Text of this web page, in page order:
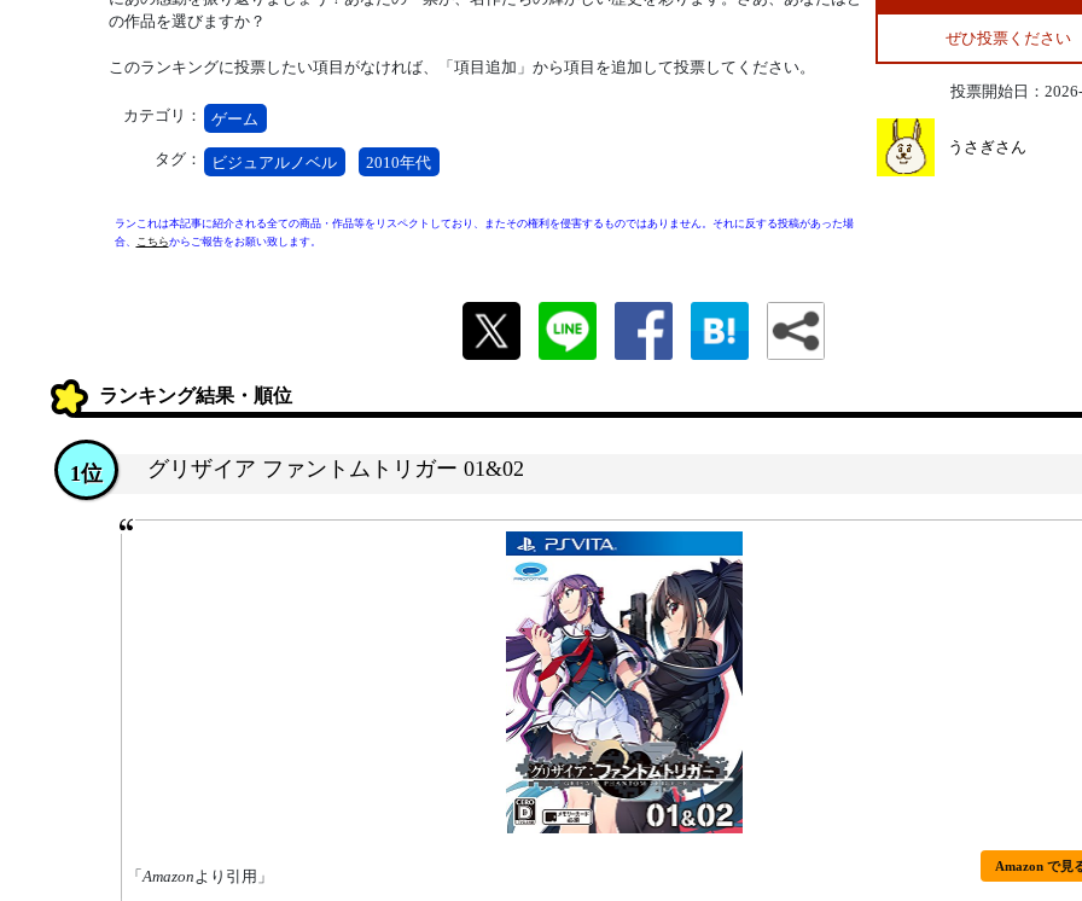
の作品を選びますか？
このランキングに投票したい項目がなければ、「項目追加」から項目を追加して投票してください。
カテゴリ： ゲーム
タグ： ビジュアルノベル 2010年代
ランこれは本記事に紹介される全ての商品・作品等をリスペクトしており、またその権利を侵害するものではありません。それに反する投稿があった場
合、
こちらからご報告をお願い致します。
ぜひ投票ください
投票開始日：
うさぎさん
ランキング結果・順位
グリザイア ファントムトリガー 01&02
1位
「Amazonより引用」
Amazon で見